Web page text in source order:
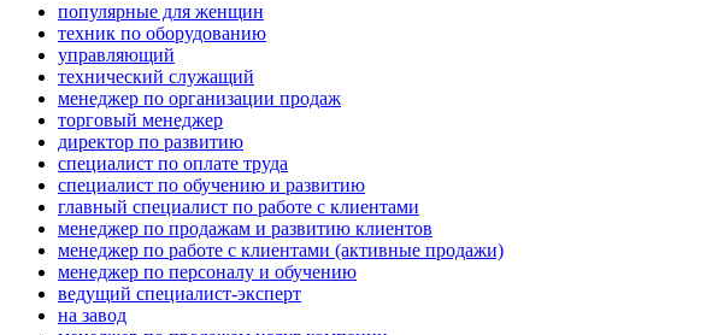
популярные для женщин
техник по оборудованию
управляющий
технический служащий
менеджер по организации продаж
торговый менеджер
директор по развитию
специалист по оплате труда
специалист по обучению и развитию
главный специалист по работе с клиентами
менеджер по продажам и развитию клиентов
менеджер по работе с клиентами (активные продажи)
менеджер по персоналу и обучению
ведущий специалист-эксперт
на завод